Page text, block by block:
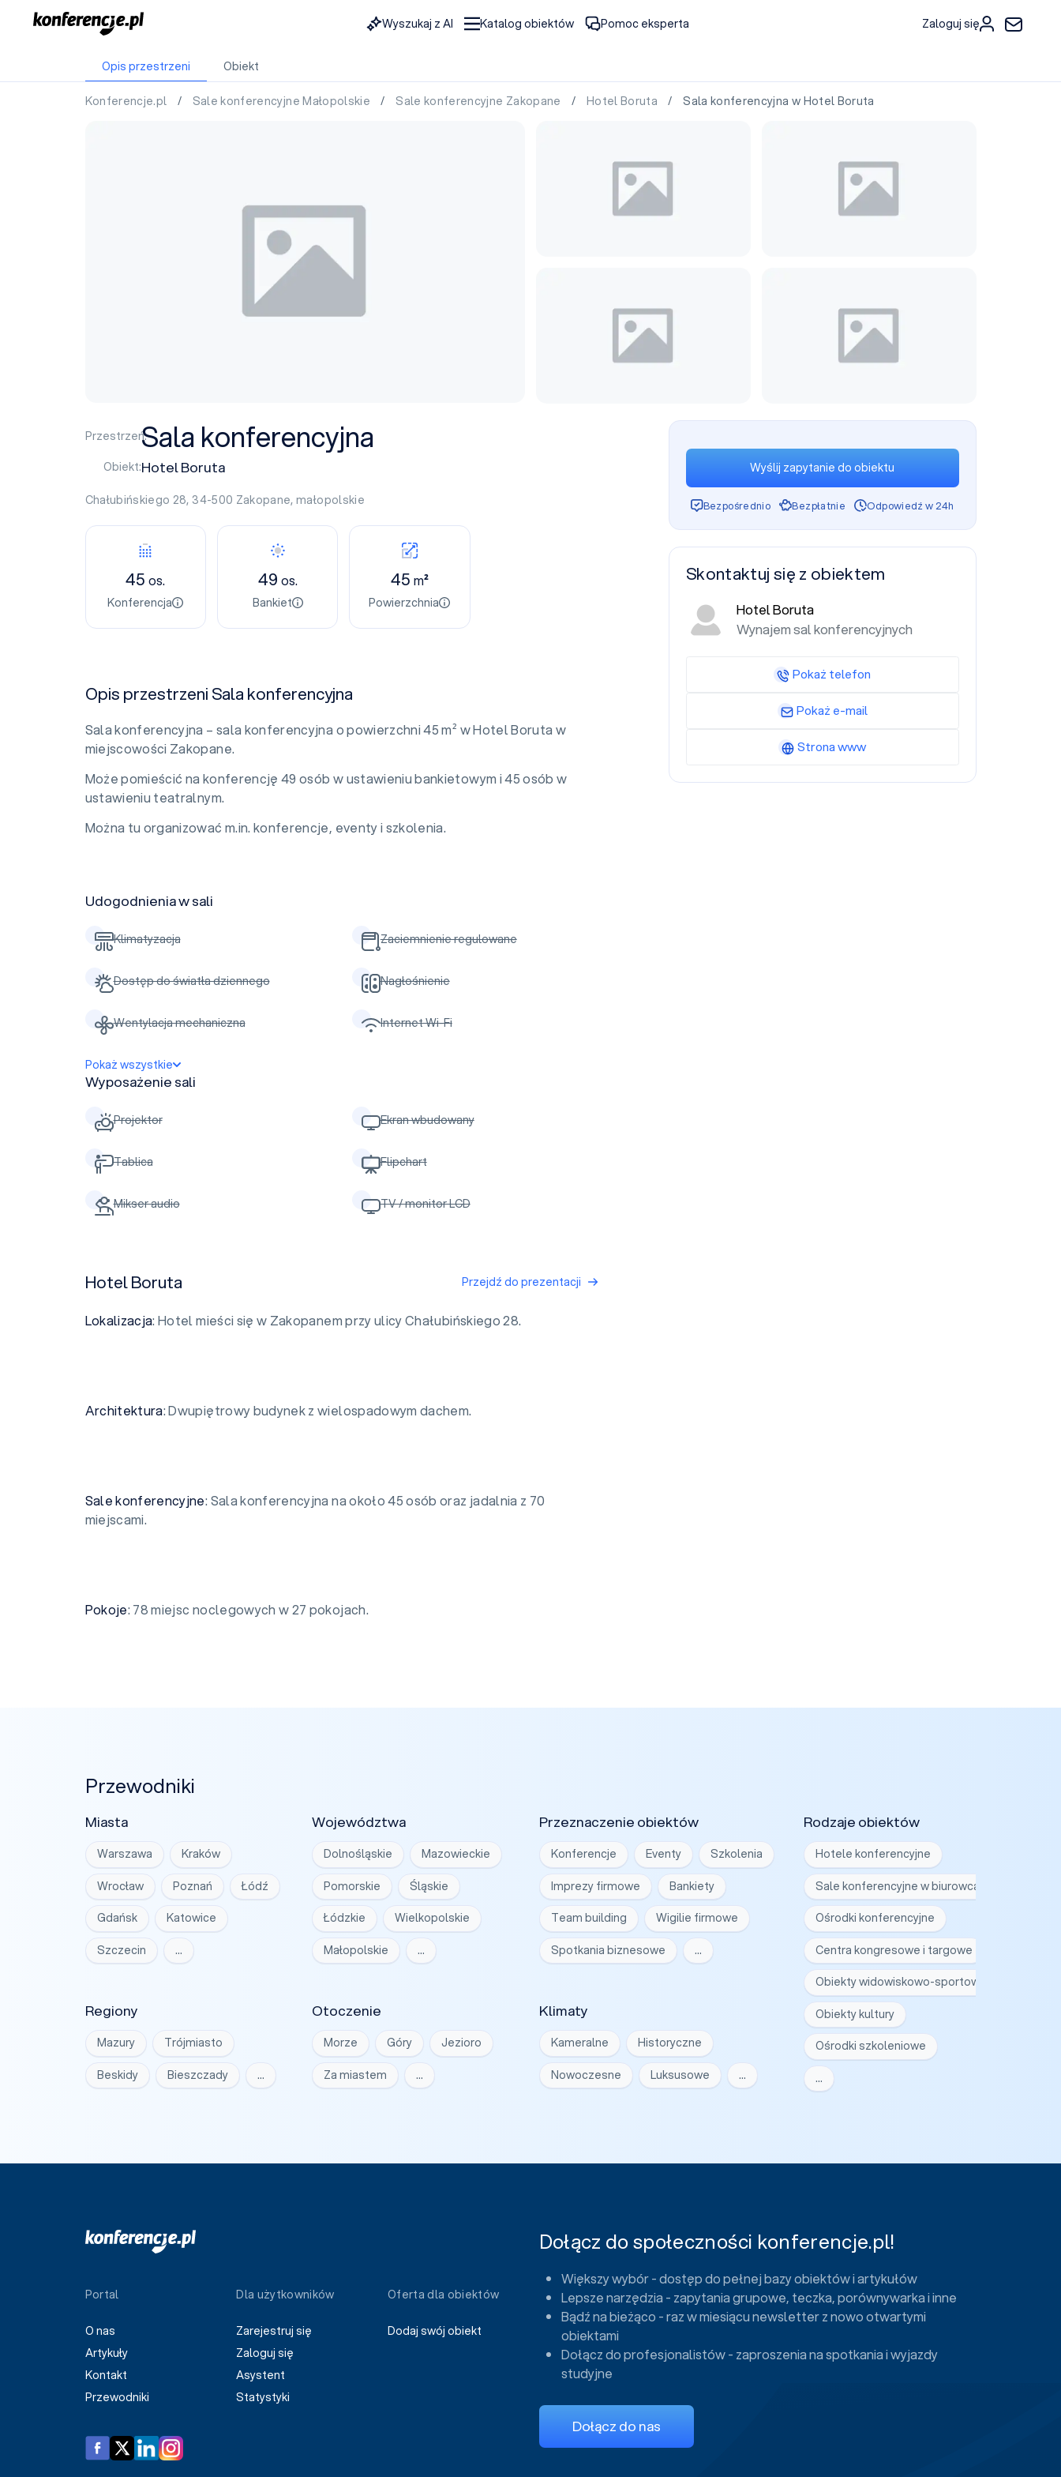
Wyszukaj z AI Katalog obiektów Pomoc eksperta Zaloguj się
Opis przestrzeni Obiekt
Konferencje.pl / Sale konferencyjne Małopolskie / Sale konferencyjne Zakopane / Hotel Boruta / Sala konferencyjna w Hotel Boruta
Przestrzeń:Sala konferencyjna
Obiekt:Hotel Boruta
Chałubińskiego 28, 34-500 Zakopane,małopolskie
45os.
Konferencja
49 os.
Bankiet
45 m²
Powierzchnia
Opis przestrzeni Sala konferencyjna
Sala konferencyjna – sala konferencyjna o powierzchni 45 m² w Hotel Boruta w
miejscowości Zakopane.
Może pomieścić na konferencję 49 osób w ustawieniu bankietowym i 45 osób w
ustawieniu teatralnym.
Można tu organizować m.in. konferencje, eventy i szkolenia.
Udogodnienia w sali
Klimatyzacja Zaciemnienie regulowane
Dostęp do światła dziennego Nagłośnienie
Wentylacja mechaniczna Internet Wi-Fi
Pokaż wszystkie
Wyposażenie sali
Projektor Ekran wbudowany
Tablica Flipchart
Mikser audio TV / monitor LCD
Hotel Boruta Przejdź do prezentacji
Lokalizacja: Hotel mieści się w Zakopanem przy ulicy Chałubińskiego 28.
Architektura: Dwupiętrowy budynek z wielospadowym dachem.
Salekonferencyjne: Sala konferencyjna na około 45 osób oraz jadalnia z 70
miejscami.
Pokoje: 78 miejsc noclegowych w 27 pokojach.
Wyślij zapytanie do obiektu
Bezpośrednio Bezpłatnie Odpowiedź w 24h
Skontaktuj się z obiektem
Hotel Boruta
Wynajem sal konferencyjnych
Pokaż telefon
Pokaż e-mail
Strona www
Przewodniki
Miasta
Warszawa Kraków
Wrocław Poznań Łódź
Gdańsk Katowice
Szczecin …
Województwa
Dolnośląskie Mazowieckie
Pomorskie Śląskie
Łódzkie Wielkopolskie
Małopolskie …
Regiony
Mazury Trójmiasto
Beskidy Bieszczady …
Otoczenie
Morze Góry Jezioro
Za miastem …
Klimaty
Kameralne Historyczne
Nowoczesne Luksusowe …
Przeznaczenie obiektów
Konferencje Eventy Szkolenia
Imprezy firmowe Bankiety
Team building Wigilie firmowe
Spotkania biznesowe …
Rodzaje obiektów
Hotele konferencyjne
Sale konferencyjne w biurowcach
Ośrodki konferencyjne
Centra kongresowe i targowe
Obiekty widowiskowo-sportowe
Obiekty kultury
Ośrodki szkoleniowe
…
Portal
O nas
Artykuły
Kontakt
Przewodniki
Dla użytkowników
Zarejestruj się
Zaloguj się
Asystent
Statystyki
Oferta dla obiektów
Dodaj swój obiekt
Dołącz do społeczności konferencje.pl!
Większy wybór - dostęp do pełnej bazy obiektów i artykułów
Lepsze narzędzia - zapytania grupowe, teczka, porównywarka i inne
Bądź na bieżąco - raz w miesiącu newsletter z nowo otwartymi
obiektami
Dołącz do profesjonalistów - zaproszenia na spotkania i wyjazdy
studyjne
Dołącz do nas